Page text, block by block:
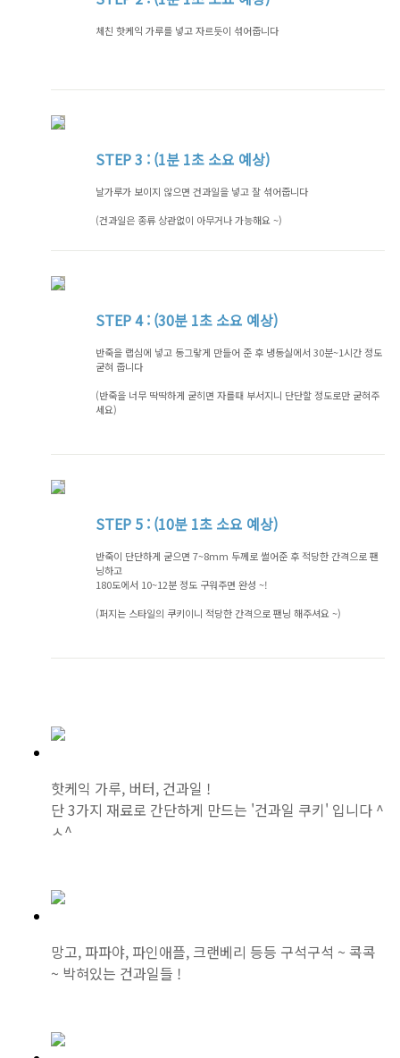
체친 핫케익 가루를 넣고 자르듯이 섞어줍니다
STEP3 : (1분 1초 소요 예상)
날가루가 보이지 않으면 건과일을 넣고 잘 섞어줍니다
(건과일은 종류 상관없이 아무거나 가능해요 ~)
STEP4 : (30분 1초 소요 예상)
반죽을 랩심에 넣고 동그랗게 만들어 준 후 냉동실에서 30분~1시간 정도
굳혀 줍니다
(반죽을 너무 딱딱하게 굳히면 자를때 부서지니 단단할 정도로만 굳혀주
세요)
STEP5 : (10분 1초 소요 예상)
반죽이 단단하게 굳으면 7~8mm 두께로 썰어준 후 적당한 간격으로 팬
닝하고
180도에서 10~12분 정도 구워주면 완성 ~!
(퍼지는 스타일의 쿠키이니 적당한 간격으로 팬닝 해주셔요 ~)
핫케익 가루, 버터, 건과일 !
단 3가지 재료로 간단하게 만드는 '건과일 쿠키' 입니다 ^
ㅅ^
망고, 파파야, 파인애플, 크랜베리 등등 구석구석 ~ 콕콕
~ 박혀있는 건과일들 !